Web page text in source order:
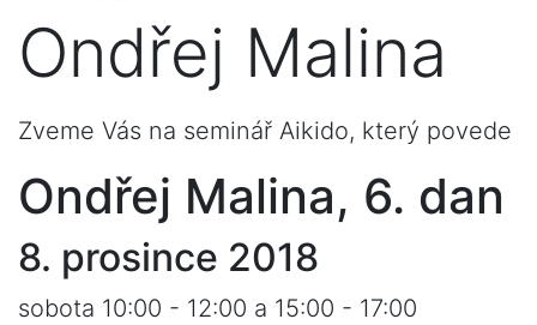
Ondřej Malina
Zveme Vás na seminář Aikido, který povede
Ondřej Malina, 6. dan
8. prosince 2018
sobota 10:00 - 12:00 a 15:00 - 17:00